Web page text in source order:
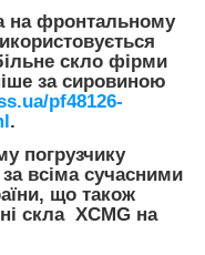
на фронтальному
скло фірми
за сировиною
pf48126-
.
погрузчику
всіма сучасними
що також
скла XCMG на